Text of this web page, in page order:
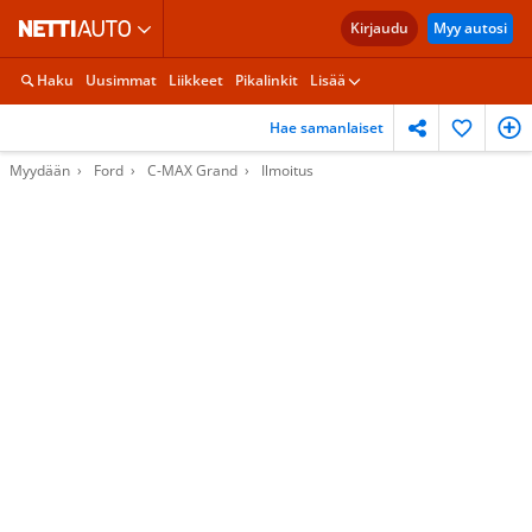
Kirjaudu Myy autosi
Haku Uusimmat Liikkeet Pikalinkit Lisää
Hae samanlaiset
Myydään Ford C-MAX Grand Ilmoitus